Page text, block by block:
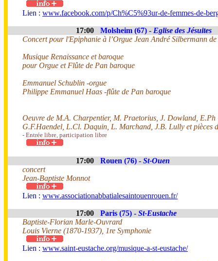
Lien : www.facebook.com/p/Ch%C5%93ur-de-femmes-de-
17:00 Molsheim (67) - Eglise des Jésuites
Concert pour l'Epiphanie à l’Orgue Jean André Silbermann
Musique Renaissance et baroque
pour Orgue et Flûte de Pan baroque
Emmanuel Schublin -orgue
Philippe Emmanuel Haas -flûte de Pan baroque
Oeuvre de M.A. Charpentier, M. Praetorius, J. Dowland, E.Ph
G.F.Haendel, L.Cl. Daquin, L. Marchand, J.B. Lully et pièces
- Entrée libre, participation libre
17:00 Rouen (76) - St-Ouen
concert
Jean-Baptiste Monnot
Lien : www.associationabbatialesaintouenrouen.fr/
17:00 Paris (75) - St-Eustache
Baptiste-Florian Marle-Ouvrard
Louis Vierne (1870-1937), 1re Symphonie
Lien : www.saint-eustache.org/musique-a-st-eustache/